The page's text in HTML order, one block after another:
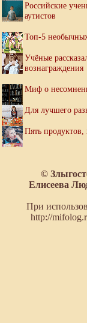
Российские
аутистов
Топ-5
Учёные
вознаграждения
Миф о
Для лучшего
Пять продуктов,
©
Елисеева
При
http://